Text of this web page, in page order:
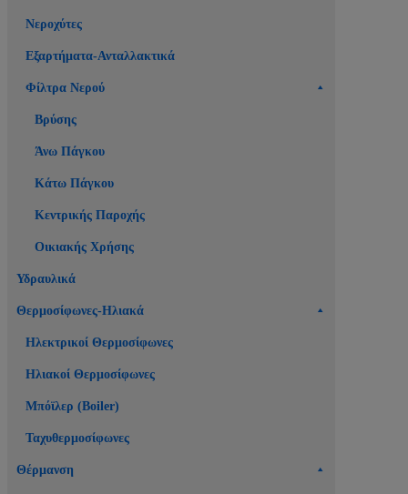
Νεροχύτες
Εξαρτήματα-Ανταλλακτικά
Φίλτρα Νερού
Βρύσης
Άνω Πάγκου
Κάτω Πάγκου
Κεντρικής Παροχής
Οικιακής Χρήσης
Υδραυλικά
Θερμοσίφωνες-Ηλιακά
Ηλεκτρικοί Θερμοσίφωνες
Ηλιακοί Θερμοσίφωνες
Μπόϊλερ (Boiler)
Ταχυθερμοσίφωνες
Θέρμανση